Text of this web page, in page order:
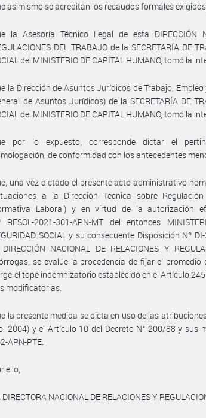
asimismo se acreditan los recaudos formales
la Asesoría Técnico Legal de esta DIRECCIÓN
DEL TRABAJO de la SECRETARÍA DE
del MINISTERIO DE CAPITAL HUMANO, tomó la
la Dirección de Asuntos Jurídicos de Trabajo,
de Asuntos Jurídicos) de la SECRETARÍA DE
del MINISTERIO DE CAPITAL HUMANO, tomó la
por lo expuesto, corresponde dictar el
de conformidad con los antecedentes
una vez dictado el presente acto administrativo
a la Dirección Técnica sobre
Laboral) y en virtud de la autorización
RESOL-2021-301-APN-MT del entonces
SOCIAL y su consecuente Disposición Nº
NACIONAL DE RELACIONES Y
se evalúe la procedencia de fijar el promedio
el tope indemnizatorio establecido en el Artículo
modificatorias.
la presente medida se dicta en uso de las
2004) y el Artículo 10 del Decreto N° 200/88 y sus
APN-PTE.
ello,
DIRECTORA NACIONAL DE RELACIONES Y